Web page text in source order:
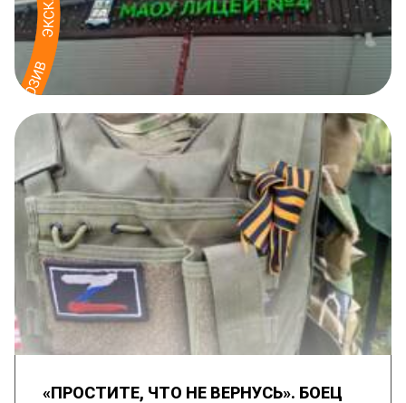
«ПРОСТИТЕ, ЧТО НЕ ВЕРНУСЬ». БОЕЦ